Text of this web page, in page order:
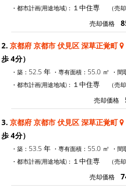
・都市計画(用途地域)： １中住専 （売
売却価格
2. 京都府 京都市 伏見区 深草正覚町
歩 4分）
・築： 52.5 年 ・専有面積： 55.0 ㎡ ・間
・都市計画(用途地域)： １中住専 （売
売却価格
3. 京都府 京都市 伏見区 深草正覚町
歩 4分）
・築： 53.5 年 ・専有面積： 55.0 ㎡ ・間
・都市計画(用途地域)： １中住専 （売
売却価格